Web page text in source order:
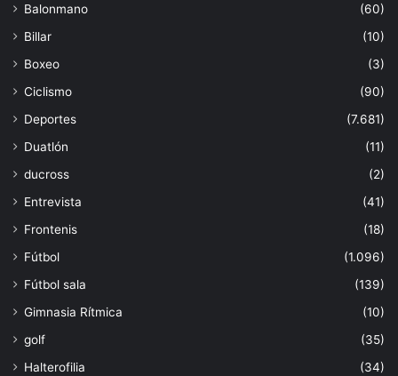
Balonmano
(60)
Billar
(10)
Boxeo
(3)
Ciclismo
(90)
Deportes
(7.681)
Duatlón
(11)
ducross
(2)
Entrevista
(41)
Frontenis
(18)
Fútbol
(1.096)
Fútbol sala
(139)
Gimnasia Rítmica
(10)
golf
(35)
Halterofilia
(34)